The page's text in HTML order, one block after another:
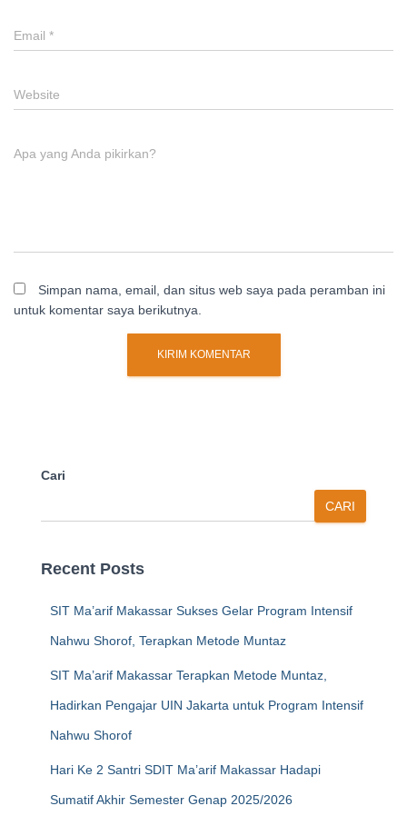
Email *
Website
Apa yang Anda pikirkan?
Simpan nama, email, dan situs web saya pada peramban ini
untuk komentar saya berikutnya.
Cari
CARI
Recent Posts
SIT Ma’arif Makassar Sukses Gelar Program Intensif
Nahwu Shorof, Terapkan Metode Muntaz
SIT Ma’arif Makassar Terapkan Metode Muntaz,
Hadirkan Pengajar UIN Jakarta untuk Program Intensif
Nahwu Shorof
Hari Ke 2 Santri SDIT Ma’arif Makassar Hadapi
Sumatif Akhir Semester Genap 2025/2026